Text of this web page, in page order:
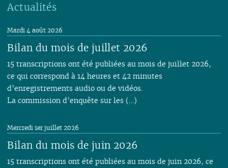
Actualités
Bilan du mois de juillet 2026
Mardi 4 août 2026
15 transcriptions ont été publiées au mois de juillet 2026,
ce qui correspond à 14 heures et 42 minutes
d’enregistrements audio ou de vidéos.
La commission d’enquête sur les (…)
Bilan du mois de juin 2026
Mercredi 1er juillet 2026
15 transcriptions ont été publiées au mois de juin 2026, ce